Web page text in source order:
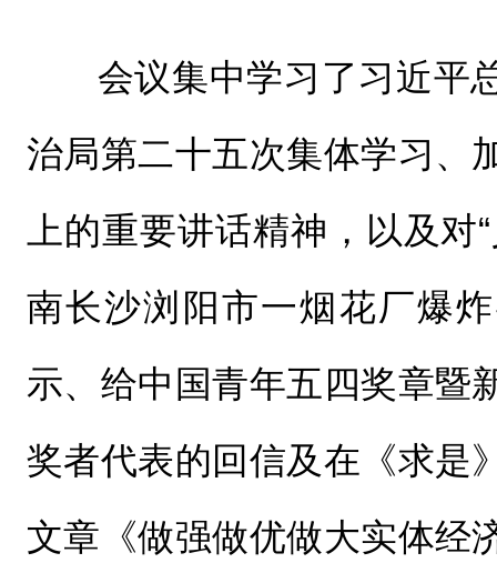
会议集中学习了习近平
治局第二十五次集体学习、
上的重要讲话精神，以及对
南长沙浏阳市一烟花厂爆
示、给中国青年五四奖章暨
奖者代表的回信及在《求是
文章《做强做优做大实体经